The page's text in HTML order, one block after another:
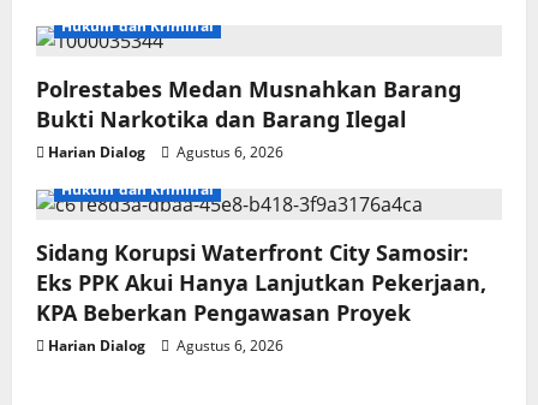
Hukum dan Kriminal
Polrestabes Medan Musnahkan Barang
Bukti Narkotika dan Barang Ilegal
Harian Dialog
Agustus 6, 2026
Hukum dan Kriminal
Sidang Korupsi Waterfront City Samosir:
Eks PPK Akui Hanya Lanjutkan Pekerjaan,
KPA Beberkan Pengawasan Proyek
Harian Dialog Agustus 6, 2026